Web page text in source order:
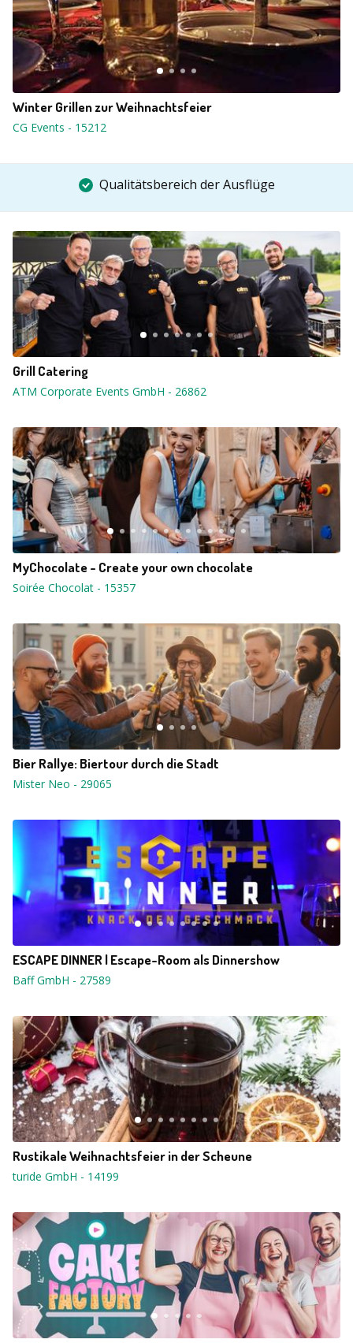
Winter Grillen zur Weihnachtsfeier
CG Events - 15212
Qualitätsbereich der Ausflüge
Grill Catering
ATM Corporate Events GmbH - 26862
MyChocolate - Create your own chocolate
Soirée Chocolat - 15357
Bier Rallye: Biertour durch die Stadt
Mister Neo - 29065
ESCAPE DINNER | Escape-Room als Dinnershow
Baff GmbH - 27589
Rustikale Weihnachtsfeier in der Scheune
turide GmbH - 14199